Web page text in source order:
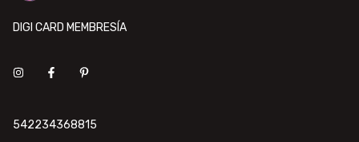
DIGI CARD MEMBRESÍA
542234368815